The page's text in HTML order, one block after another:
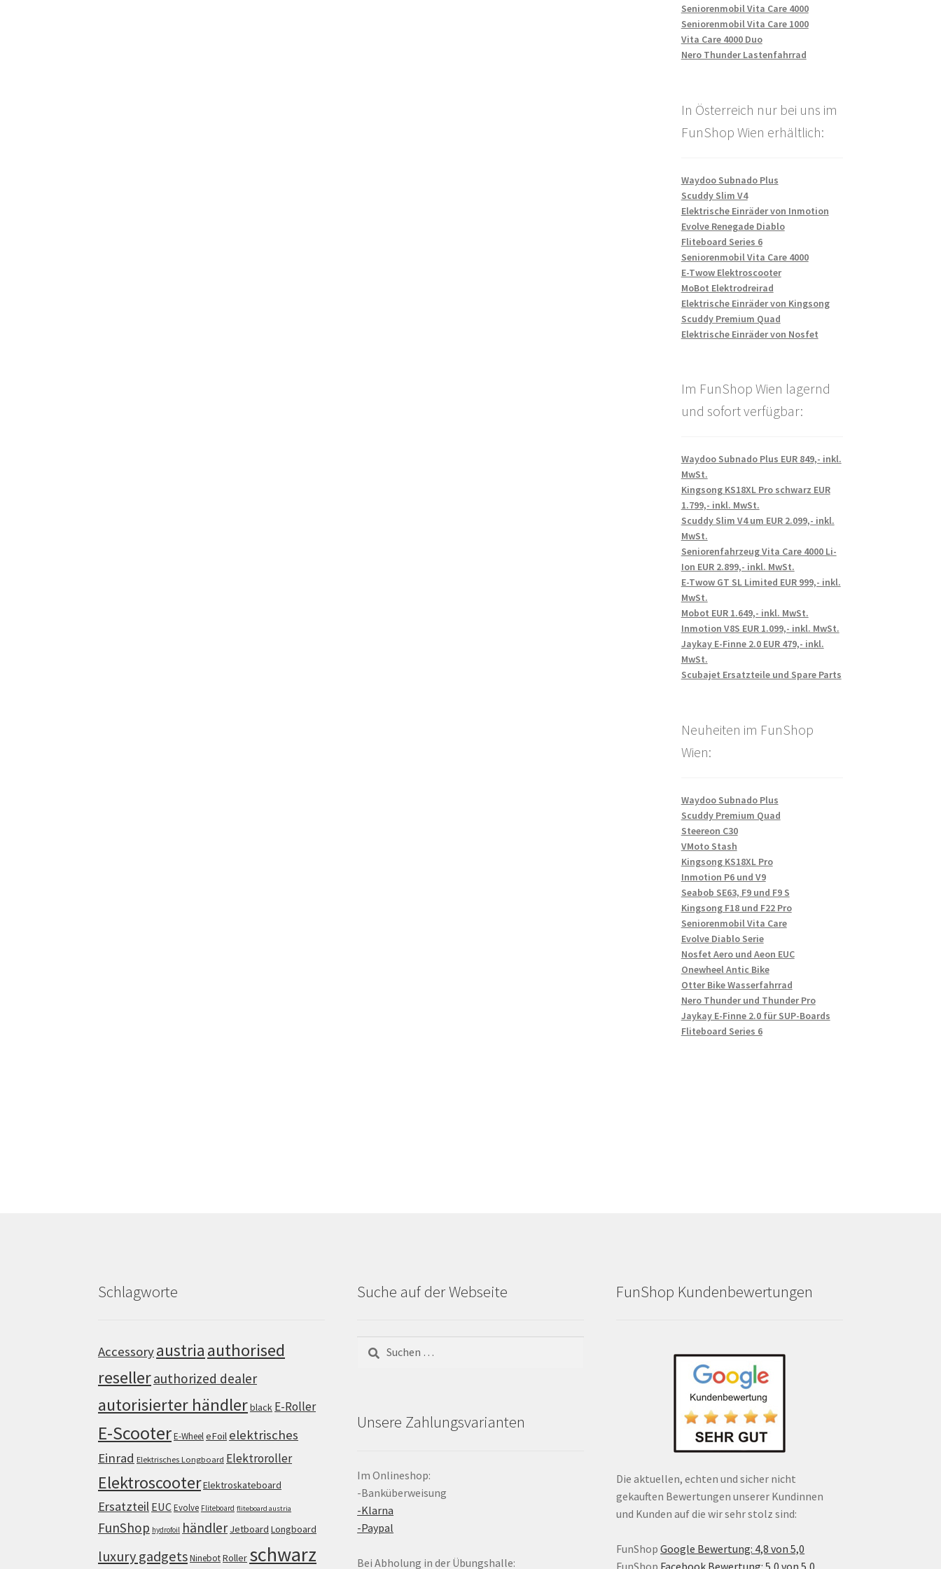
Seniorenmobil Vita Care 4000
Seniorenmobil Vita Care 1000
Vita Care 4000 Duo
Nero Thunder Lastenfahrrad
In Österreich nur bei uns im
FunShop Wien erhältlich:
Waydoo Subnado Plus
Scuddy Slim V4
Elektrische Einräder von Inmotion
Evolve Renegade Diablo
Fliteboard Series 6
Seniorenmobil Vita Care 4000
E-Twow Elektroscooter
MoBot Elektrodreirad
Elektrische Einräder von Kingsong
Scuddy Premium Quad
Elektrische Einräder von Nosfet
Im FunShop Wien lagernd
und sofort verfügbar:
Waydoo Subnado Plus EUR 849,- inkl.
MwSt.
Kingsong KS18XL Pro schwarz EUR
1.799,- inkl. MwSt.
Scuddy Slim V4 um EUR 2.099,- inkl.
MwSt.
Seniorenfahrzeug Vita Care 4000 Li-
Ion EUR 2.899,- inkl. MwSt.
E-Twow GT SL Limited EUR 999,- inkl.
MwSt.
Mobot EUR 1.649,- inkl. MwSt.
Inmotion V8S EUR 1.099,- inkl. MwSt.
Jaykay E-Finne 2.0 EUR 479,- inkl.
MwSt.
Scubajet Ersatzteile und Spare Parts
Neuheiten im FunShop
Wien:
Waydoo Subnado Plus
Scuddy Premium Quad
Steereon C30
VMoto Stash
Kingsong KS18XL Pro
Inmotion P6 und V9
Seabob SE63, F9 und F9 S
Kingsong F18 und F22 Pro
Seniorenmobil Vita Care
Evolve Diablo Serie
Nosfet Aero und Aeon EUC
Onewheel Antic Bike
Otter Bike Wasserfahrrad
Nero Thunder und Thunder Pro
Jaykay E-Finne 2.0 für SUP-Boards
Fliteboard Series 6
Schlagworte
Accessoryaustria authorised
resellerauthorized dealer
autorisierter händlerblack E-Roller
E-ScooterE-WheeleFoil elektrisches
Einrad Elektrisches Longboard Elektroroller
ElektroscooterElektroskateboard
Ersatzteil EUCEvolve Fliteboard fliteboard austria
FunShop hydrofoil händler Jetboard Longboard
luxury gadgetsNinebotRoller schwarz
Suche auf der Webseite
nach:
Unsere Zahlungsvarianten
Im Onlineshop:
-Banküberweisung
-Klarna
-Paypal
Bei Abholung in der Übungshalle:
FunShop Kundenbewertungen
Die aktuellen, echten und sicher nicht
gekauften Bewertungen unserer Kundinnen
und Kunden auf die wir sehr stolz sind:
FunShop Google Bewertung: 4,8 von 5,0
FunShop Facebook Bewertung: 5,0 von 5,0